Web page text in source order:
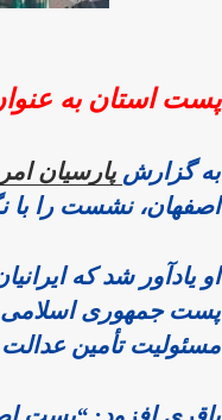
پست استان به
به گزارش پارسیان
اصفهان، نشست را با نگاهی به
مسئولیت تأمین عدالت